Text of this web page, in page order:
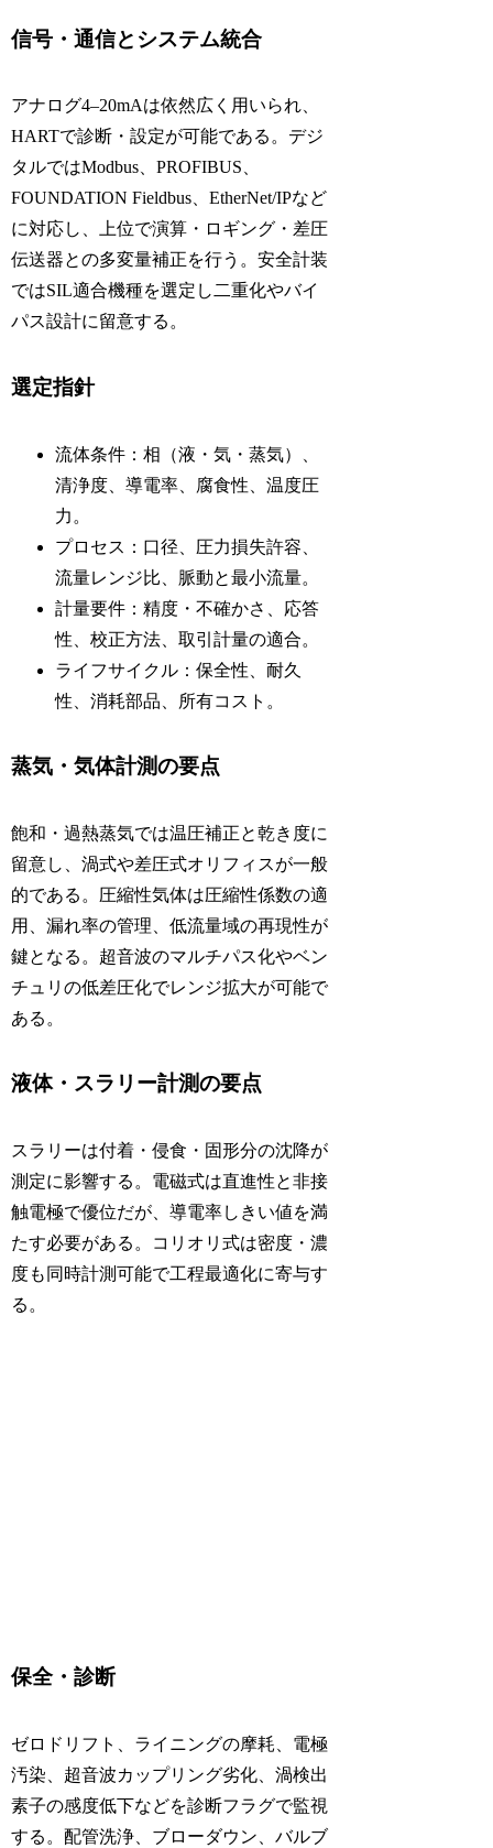
信号・通信とシステム統合
アナログ4–20mAは依然広く用いられ、
HARTで診断・設定が可能である。デジ
タルではModbus、PROFIBUS、
FOUNDATION Fieldbus、EtherNet/IPなど
に対応し、上位で演算・ロギング・差圧
伝送器との多変量補正を行う。安全計装
ではSIL適合機種を選定し二重化やバイ
パス設計に留意する。
選定指針
流体条件：相（液・気・蒸気）、
清浄度、導電率、腐食性、温度圧
力。
プロセス：口径、圧力損失許容、
流量レンジ比、脈動と最小流量。
計量要件：精度・不確かさ、応答
性、校正方法、取引計量の適合。
ライフサイクル：保全性、耐久
性、消耗部品、所有コスト。
蒸気・気体計測の要点
飽和・過熱蒸気では温圧補正と乾き度に
留意し、渦式や差圧式オリフィスが一般
的である。圧縮性気体は圧縮性係数の適
用、漏れ率の管理、低流量域の再現性が
鍵となる。超音波のマルチパス化やベン
チュリの低差圧化でレンジ拡大が可能で
ある。
液体・スラリー計測の要点
スラリーは付着・侵食・固形分の沈降が
測定に影響する。電磁式は直進性と非接
触電極で優位だが、導電率しきい値を満
たす必要がある。コリオリ式は密度・濃
度も同時計測可能で工程最適化に寄与す
る。
保全・診断
ゼロドリフト、ライニングの摩耗、電極
汚染、超音波カップリング劣化、渦検出
素子の感度低下などを診断フラグで監視
する。配管洗浄、ブローダウン、バルブ